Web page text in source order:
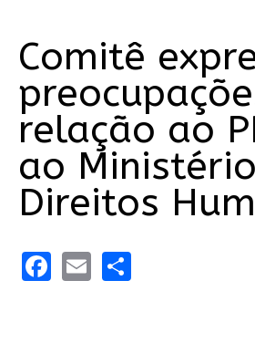
Comitê
relação ao
ao
Direitos
Facebook
EmailShare